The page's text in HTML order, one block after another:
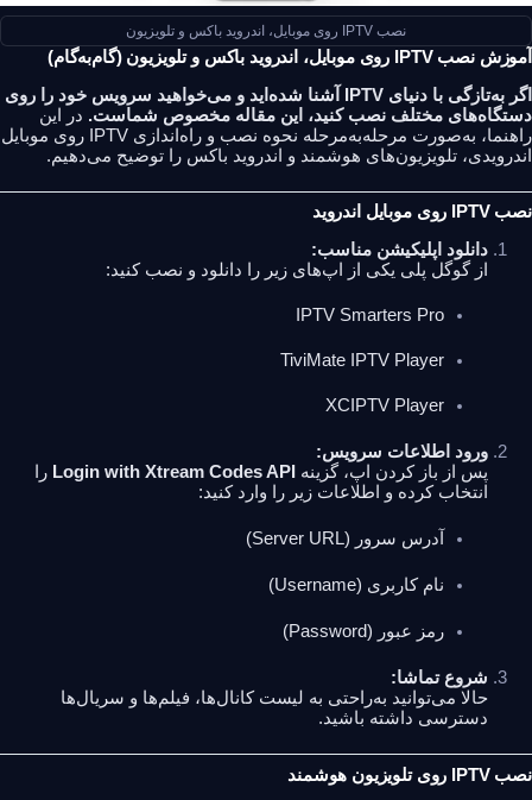
نصب IPTV روی موبایل، اندروید باکس و تلویزیون
آموزش نصب IPTV روی موبایل، اندروید باکس و تلویزیون (گام‌به‌گام)
اگر به‌تازگی با دنیای IPTV آشنا شده‌اید و می‌خواهید سرویس خود را روی
دستگاه‌های مختلف نصب کنید، این مقاله مخصوص شماست. در این
راهنما، به‌صورت مرحله‌به‌مرحله نحوه نصب و راه‌اندازی IPTV روی موبایل
اندرویدی، تلویزیون‌های هوشمند و اندروید باکس را توضیح می‌دهیم.
نصب IPTV روی موبایل اندروید
دانلود اپلیکیشن مناسب:
از گوگل پلی یکی از اپ‌های زیر را دانلود و نصب کنید:
IPTV Smarters Pro
TiviMate IPTV Player
XCIPTV Player
ورود اطلاعات سرویس:
پس از باز کردن اپ، گزینه Login with Xtream Codes API را
انتخاب کرده و اطلاعات زیر را وارد کنید:
آدرس سرور (Server URL)
نام کاربری (Username)
رمز عبور (Password)
شروع تماشا:
حالا می‌توانید به‌راحتی به لیست کانال‌ها، فیلم‌ها و سریال‌ها
دسترسی داشته باشید.
نصب IPTV روی تلویزیون هوشمند